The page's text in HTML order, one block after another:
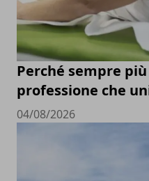
Perché sempre
professione che
04/08/2026